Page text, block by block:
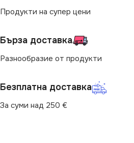
Продукти на супер цени
Бърза доставка
Разнообразие от продукти
Безплатна доставка
За суми над 250 €